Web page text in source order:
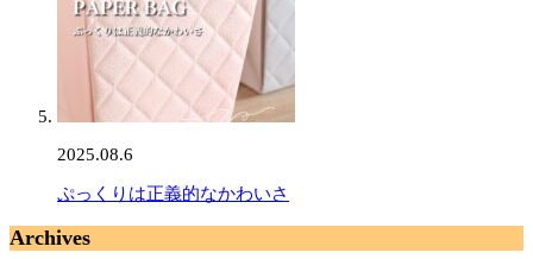
2025.08.6
ぷっくりは正義的なかわいさ
Archives